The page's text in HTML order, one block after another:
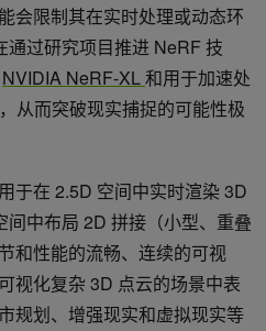
会限制其在实时处理或动态环
过研究项目推进 NeRF 技
NVIDIA NeRF-XL和用于加速处
，从而突破现实捕捉的可能性极
于在 2.5D 空间中实时渲染 3D
中布局 2D 拼接（小型、重叠
和性能的流畅、连续的可视
视化复杂 3D 点云的场景中表
规划、增强现实和虚拟现实等